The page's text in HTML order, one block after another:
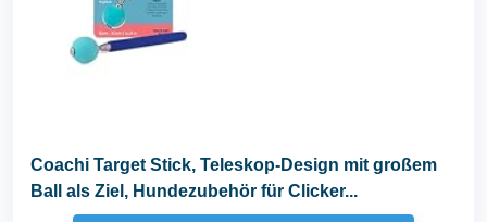
Coachi Target Stick, Teleskop-Design mit großem
Ball als Ziel, Hundezubehör für Clicker...